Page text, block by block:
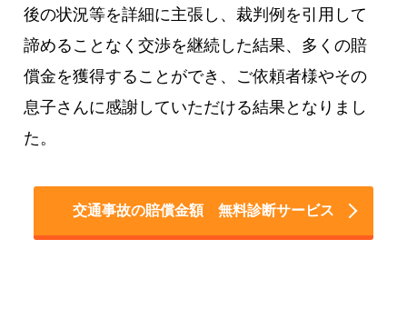
後の状況等を詳細に主張し、裁判例を引用して
諦めることなく交渉を継続した結果、多くの賠
償金を獲得することができ、ご依頼者様やその
息子さんに感謝していただける結果となりまし
た。
交通事故の賠償金額 無料診断サービス